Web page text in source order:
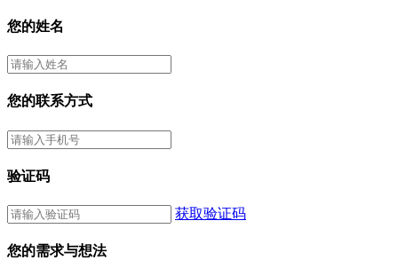
您的姓名
您的联系方式
验证码
获取验证码
您的需求与想法